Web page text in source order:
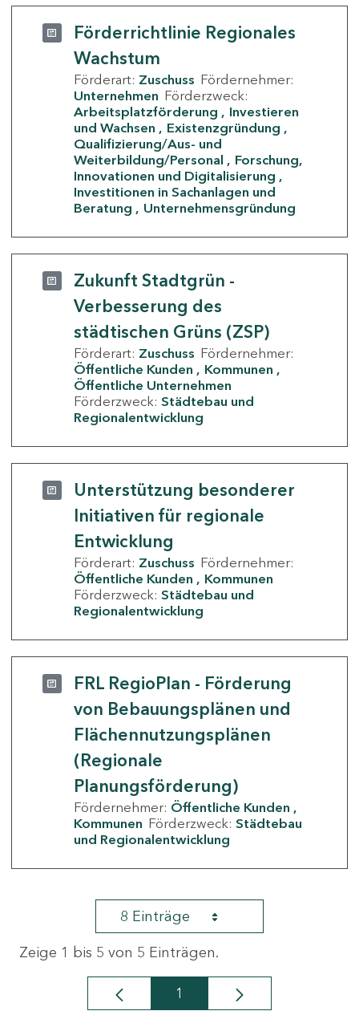
Förderrichtlinie Regionales
Wachstum
Förderart: Zuschuss Fördernehmer:
Unternehmen Förderzweck:
Arbeitsplatzförderung
Investieren
und Wachsen
Existenzgründung
Qualifizierung/Aus- und
Weiterbildung/Personal
Forschung,
Innovationen und Digitalisierung
Investitionen in Sachanlagen und
Beratung
Unternehmensgründung
Zukunft Stadtgrün -
Verbesserung des
städtischen Grüns (ZSP)
Förderart: Zuschuss Fördernehmer:
Öffentliche Kunden
Kommunen
Öffentliche Unternehmen
Förderzweck: Städtebau und
Regionalentwicklung
Unterstützung besonderer
Initiativen für regionale
Entwicklung
Förderart: Zuschuss Fördernehmer:
Öffentliche Kunden
Kommunen
Förderzweck: Städtebau und
Regionalentwicklung
FRL RegioPlan - Förderung
von Bebauungsplänen und
Flächennutzungsplänen
(Regionale
Planungsförderung)
Fördernehmer: Öffentliche Kunden
Kommunen Förderzweck: Städtebau
und Regionalentwicklung
8 Einträge
Zeige 1 bis 5 von 5 Einträgen.
Seite
1